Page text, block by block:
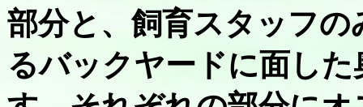
部分と、飼育スタッフ
るバックヤードに面し